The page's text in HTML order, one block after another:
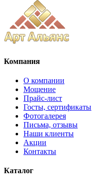
Компания
О компании
Мощение
Прайс-лист
Госты, сертификаты
Фотогалерея
Письма, отзывы
Наши клиенты
Акции
Контакты
Каталог